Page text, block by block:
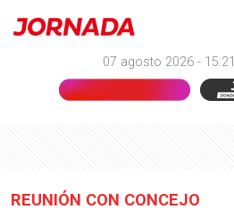
07 agosto 2026 -
REUNIÓN CON CONCEJO